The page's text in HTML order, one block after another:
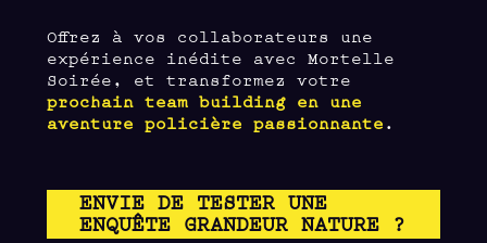
Offrez à vos collaborateurs une
expérience inédite avec Mortelle
Soirée, et transformez votre
prochain team building en une
aventure policière passionnante .
ENVIE DE TESTER UNE
ENQUÊTE GRANDEUR NATURE ?